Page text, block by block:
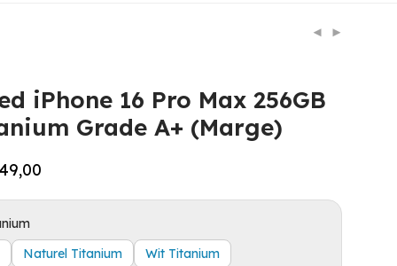
iPhone 16 Pro Max 256GB
Grade A+ (Marge)
Naturel Titanium
Wit Titanium